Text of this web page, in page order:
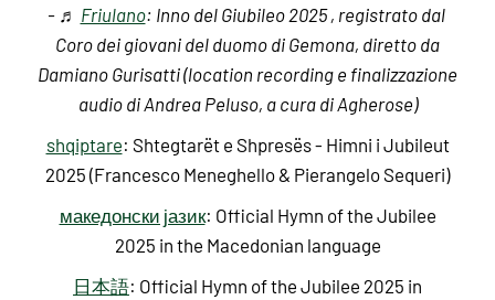
- ♬ Friulano: Inno del Giubileo 2025 , registrato dal
Coro dei giovani del duomo di Gemona, diretto da
Damiano Gurisatti (location recording e finalizzazione
audio di Andrea Peluso, a cura di Agherose)
shqiptare: Shtegtarët e Shpresës - Himni i Jubileut
2025 (Francesco Meneghello & Pierangelo Sequeri)
македонски јазик: Official Hymn of the Jubilee
2025 in the Macedonian language
日本語: Official Hymn of the Jubilee 2025 in